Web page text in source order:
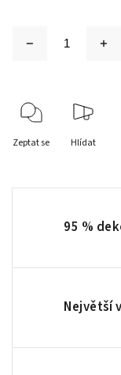
Zeptat se Hlídat
95 %
Největší